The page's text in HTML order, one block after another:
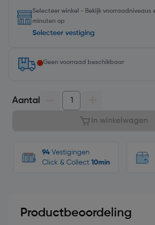
Selecteer winkel - Bekijk voorraadniveaus
minuten op
Selecteer vestiging
Geen voorraad beschikbaar
Aantal
In winkelwagen
94 Vestigingen
Click & Collect 10min
Productbeoordeling